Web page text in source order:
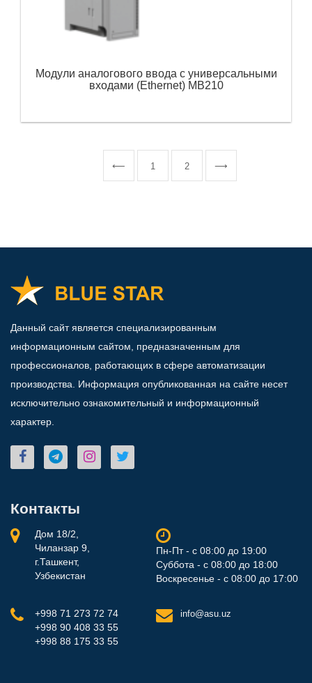
Модули аналогового ввода с универсальными
входами (Ethernet) МВ210
⟵ 1 2 ⟶
Данный сайт является специализированным
информационным сайтом, предназначенным для
профессионалов, работающих в сфере автоматизации
производства. Информация опубликованная на сайте несет
исключительно ознакомительный и информационный
характер.
Контакты
Дом 18/2,
Чиланзар 9,
г.Ташкент,
Узбекистан
Пн-Пт - с 08:00 до 19:00
Суббота - с 08:00 до 18:00
Воскресенье - с 08:00 до 17:00
+998 71 273 72 74
+998 90 408 33 55
+998 88 175 33 55
info@asu.uz